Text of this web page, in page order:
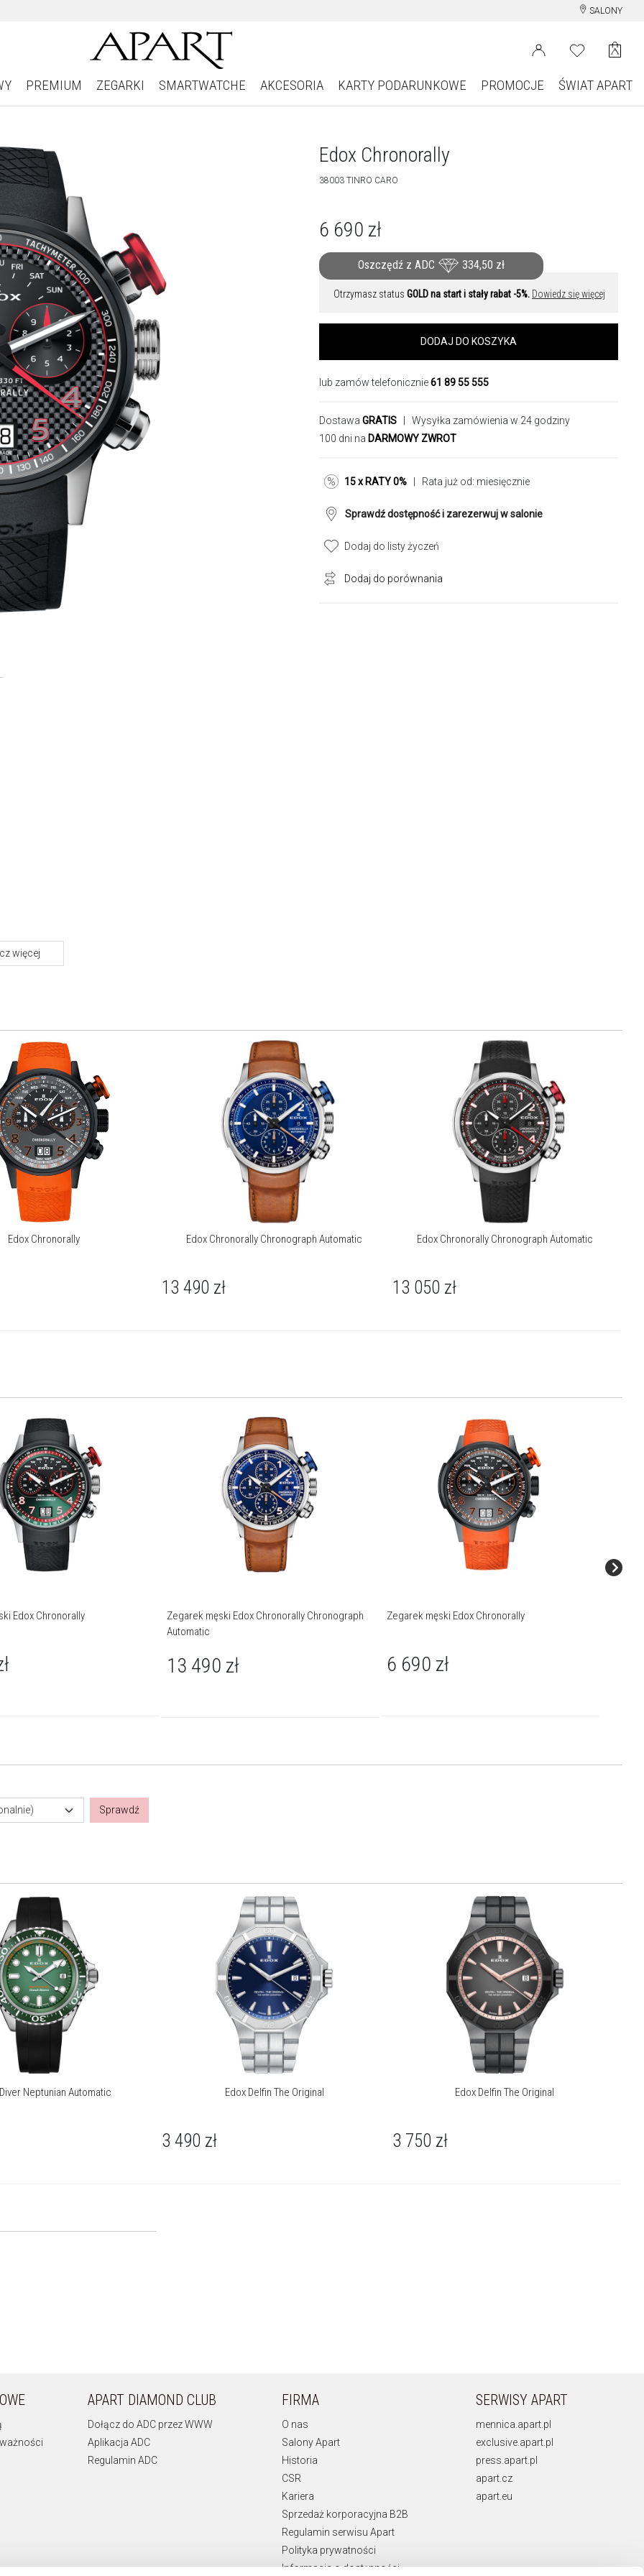
SALONY
PREMIUM ZEGARKI SMARTWATCHE AKCESORIA KARTY PODARUNKOWE PROMOCJE ŚWIAT APART
Zegarki Chronorally to bogato wyposażone, profesjonalne
czasomierze. Wszystkie funkcje uruchamiane są za pomocą
charakterystycznych przycisków i dużej koronki. Jej rozmiar
umożliwia łatwą obsługę nawet w rękawicach kierowcy
rajdowego. Zresztą taka jest ich geneza – zegarki skonstruowano
dla najlepszych załóg rajdowych. Wyścigi to przede wszystkim
wyjątkowe osiągi, maksymalna zwinność i sportowa dynamika
jazdy.
Linia Chronorally została opracowana z myślą o tym, że zegarki
wytrzymają nawet najbardziej wymagające warunki. Kolekcja
doskonale ilustruje indywidualność aspektów wyścigów
i od ponad dekady nieustannie wyznacza nowe standardy.
Posiada tytanową kopertę, misternie wykonaną tarczę,
charakterystyczny ponadwymiarowy przycisk
w kształcie obręczy opony i miękki gumowy pasek z profilem
rynku. Edox starał się od początku być o krok przed innymi. Dziś,
po 140 latach, pozostaje jedną z niewielu rodzinnych
więcej
Edox Chronorally
38003 TINRO CARO
6 690 zł
Oszczędź z ADC 334,50 zł
Otrzymasz status GOLD na start i stały rabat -5%. Dowiedz się więcej
DODAJ DO KOSZYKA
lub zamów telefonicznie61 89 55 555
Dostawa GRATIS | Wysyłka zamówienia w 24 godziny
100 dni na DARMOWY ZWROT
15 x RATY 0% | Rata już od: miesięcznie
Sprawdź dostępność i zarezerwuj w salonie
Dodaj do listy życzeń
Dodaj do porównania
Edox Chronorally Edox Chronorally Chronograph Automatic
13 490 zł
Edox Chronorally Chronograph Automatic
13 050 zł
Edox Chronorally
Zegarek męski Edox Chronorally Chronograph
Automatic
13 490 zł
Zegarek męski Edox Chronorally
6 690 zł
Sprawdź
Neptunian Automatic Edox Delfin The Original
3 490 zł
Edox Delfin The Original
3 750 zł
APART DIAMOND CLUB
Dołącz do ADC przez WWW
Aplikacja ADC
Regulamin ADC
FIRMA
O nas
Salony Apart
Historia
CSR
Kariera
Sprzedaż korporacyjna B2B
Regulamin serwisu Apart
Polityka prywatności
Informacja o dostępności
SERWISY APART
mennica.apart.pl
exclusive.apart.pl
press.apart.pl
apart.cz
apart.eu